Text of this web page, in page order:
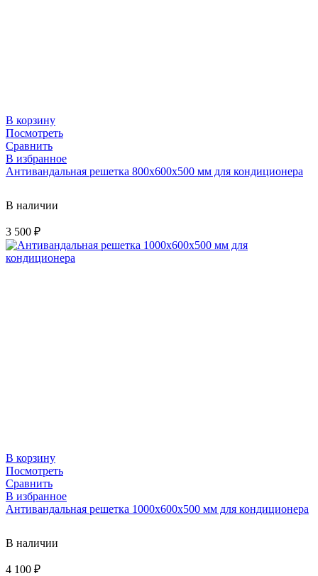
В корзину
Посмотреть
Сравнить
В избранное
Антивандальная решетка 800х600х500 мм для кондиционера
В наличии
3 500 ₽
В корзину
Посмотреть
Сравнить
В избранное
Антивандальная решетка 1000х600х500 мм для кондиционера
В наличии
4 100 ₽